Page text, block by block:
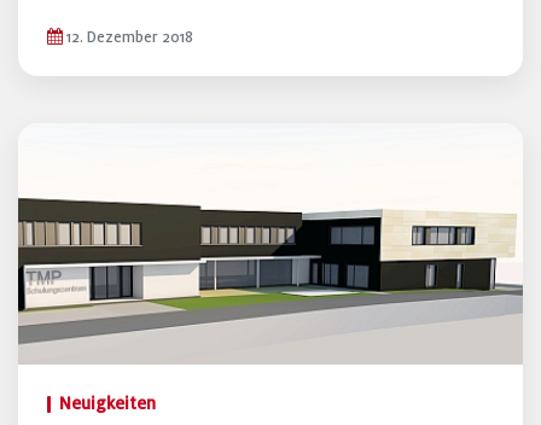
12. Dezember 2018
Neuigkeiten